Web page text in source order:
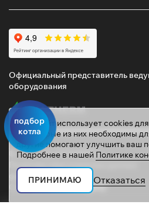
подбор
котла
Официальный представитель
оборудования
© 2026 ТД «ГАЗОВИК»
Политика персональных данных
gazovik55@inbox.ru
Сайт сделали
Mahogany
Этот сайт использует cookies
Некоторые из них необходимы
другие помогают улучшить ваш
Подробнее в нашей Политике
ПРИНИМАЮ Отказаться